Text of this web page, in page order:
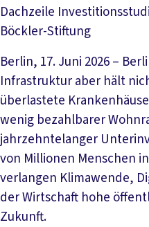
Dachzeile
Böckler-Stiftung
Berlin, 17. Juni 2026 –
Infrastruktur aber hält
überlastete
wenig bezahlbarer
jahrzehntelanger
von Millionen Menschen
verlangen Klimawende,
der Wirtschaft hohe
Zukunft.